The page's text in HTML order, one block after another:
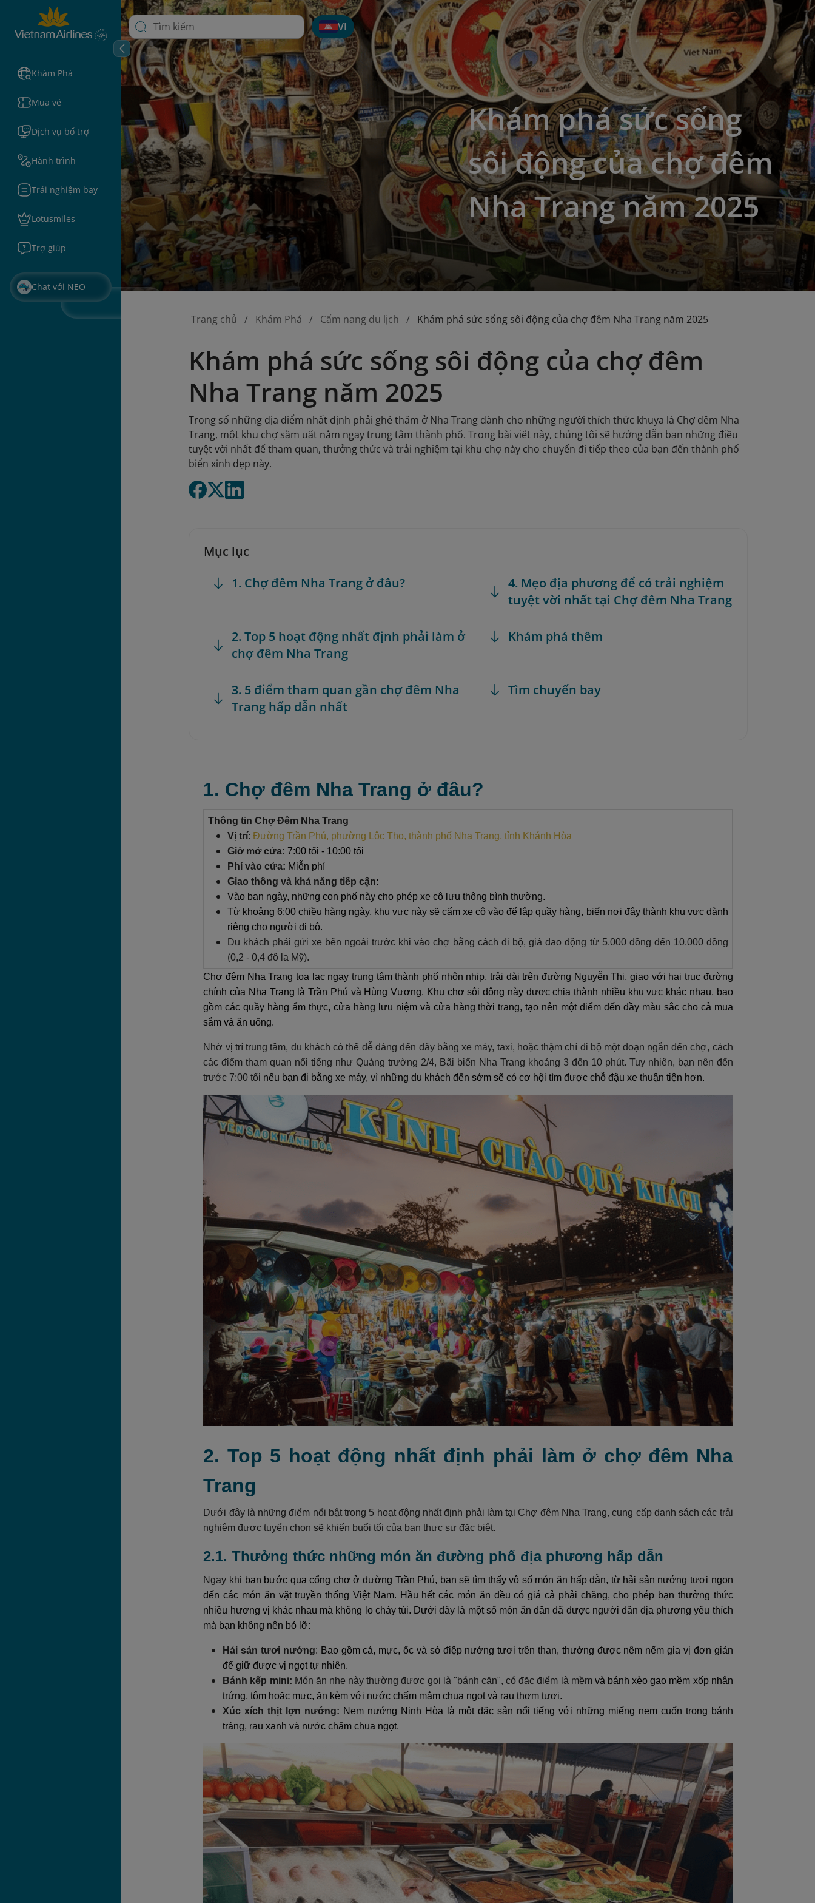
Khám Phá
Mua vé
Dịch vụ bổ trợ
Hành trình
Trải nghiệm bay
Lotusmiles
Trợ giúp
Chat với NEO
VI
Khám phá sức sống
sôi động của chợ đêm
Nha Trang năm 2025
Trang chủ Khám Phá Cẩm nang du lịch Khám phá sức sống sôi động của chợ đêm Nha Trang năm 2025
Khám phá sức sống sôi động của chợ đêm
Nha Trang năm 2025
Trong số những địa điểm nhất định phải ghé thăm ở Nha Trang dành cho những người thích thức khuya là Chợ đêm Nha
Trang, một khu chợ sầm uất nằm ngay trung tâm thành phố. Trong bài viết này, chúng tôi sẽ hướng dẫn bạn những điều
tuyệt vời nhất để tham quan, thưởng thức và trải nghiệm tại khu chợ này cho chuyến đi tiếp theo của bạn đến thành phố
biển xinh đẹp này.
Mục lục
1. Chợ đêm Nha Trang ở đâu?
2. Top 5 hoạt động nhất định phải làm ở
chợ đêm Nha Trang
3. 5 điểm tham quan gần chợ đêm Nha
Trang hấp dẫn nhất
4. Mẹo địa phương để có trải nghiệm
tuyệt vời nhất tại Chợ đêm Nha Trang
Khám phá thêm
Tìm chuyến bay
1. Chợ đêm Nha Trang ở đâu?
Thông tin Chợ Đêm Nha Trang
Vị trí: Đường Trần Phú, phường Lộc Thọ, thành phố Nha Trang, tỉnh Khánh Hòa
Giờ mở cửa: 7:00 tối - 10:00 tối
Phí vào cửa: Miễn phí
Giao thông và khả năng tiếp cận:
Vào ban ngày, những con phố này cho phép xe cộ lưu thông bình thường.
Từ khoảng 6:00 chiều hàng ngày, khu vực này sẽ cấm xe cộ vào để lập quầy hàng, biến nơi đây thành khu vực dành
riêng cho người đi bộ.
Du khách phải gửi xe bên ngoài trước khi vào chợ bằng cách đi bộ, giá dao động từ 5.000 đồng đến 10.000 đồng
(0,2 - 0,4 đô la Mỹ).
Chợ đêm Nha Trang tọa lạc ngay trung tâm thành phố nhộn nhịp, trải dài trên đường Nguyễn Thị, giao với hai trục đường
chính của Nha Trang là Trần Phú và Hùng Vương. Khu chợ sôi động này được chia thành nhiều khu vực khác nhau, bao
gồm các quầy hàng ẩm thực, cửa hàng lưu niệm và cửa hàng thời trang, tạo nên một điểm đến đầy màu sắc cho cả mua
sắm và ăn uống.
Nhờ vị trí trung tâm, du khách có thể dễ dàng đến đây bằng xe máy, taxi, hoặc thậm chí đi bộ một đoạn ngắn đến chợ, cách
các điểm tham quan nổi tiếng như Quảng trường 2/4, Bãi biển Nha Trang khoảng 3 đến 10 phút. Tuy nhiên, bạn nên đến
trước 7:00 tối nếu bạn đi bằng xe máy, vì những du khách đến sớm sẽ có cơ hội tìm được chỗ đậu xe thuận tiện hơn.
2. Top 5 hoạt động nhất định phải làm ở chợ đêm Nha
Trang
Dưới đây là những điểm nổi bật trong 5 hoạt động nhất định phải làm tại Chợ đêm Nha Trang, cung cấp danh sách các trải
nghiệm được tuyển chọn sẽ khiến buổi tối của bạn thực sự đặc biệt.
2.1. Thưởng thức những món ăn đường phố địa phương hấp dẫn
Ngay khi bạn bước qua cổng chợ ở đường Trần Phú, bạn sẽ tìm thấy vô số món ăn hấp dẫn, từ hải sản nướng tươi ngon
đến các món ăn vặt truyền thống Việt Nam. Hầu hết các món ăn đều có giá cả phải chăng, cho phép bạn thưởng thức
nhiều hương vị khác nhau mà không lo cháy túi. Dưới đây là một số món ăn dân dã được người dân địa phương yêu thích
mà bạn không nên bỏ lỡ:
Hải sản tươi nướng: Bao gồm cá, mực, ốc và sò điệp nướng tươi trên than, thường được nêm nếm gia vị đơn giản
để giữ được vị ngọt tự nhiên.
Bánh kếp mini: Món ăn nhẹ này thường được gọi là "bánh căn", có đặc điểm là mềm và bánh xèo gạo mềm xốp nhân
trứng, tôm hoặc mực, ăn kèm với nước chấm mắm chua ngọt và rau thơm tươi.
Xúc xích thịt lợn nướng: Nem nướng Ninh Hòa là một đặc sản nổi tiếng với những miếng nem cuốn trong bánh
tráng, rau xanh và nước chấm chua ngọt.